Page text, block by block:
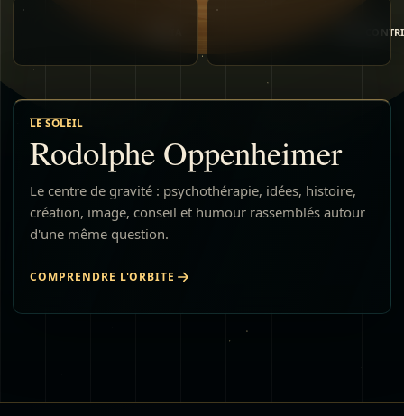
MES
SUPER
LE SOLEIL
Rodolphe Oppenheimer
Le centre de gravité : psychothérapie, idées, histoire,
création, image, conseil et humour rassemblés autour
d'une même question.
COMPRENDRE L'ORBITE